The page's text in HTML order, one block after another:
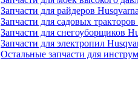
Запчасти для райдеров Husqvarna
Запчасти для садовых
Запчасти для снегоуборщиков
Запчасти для электропил
Остальные запчасти для